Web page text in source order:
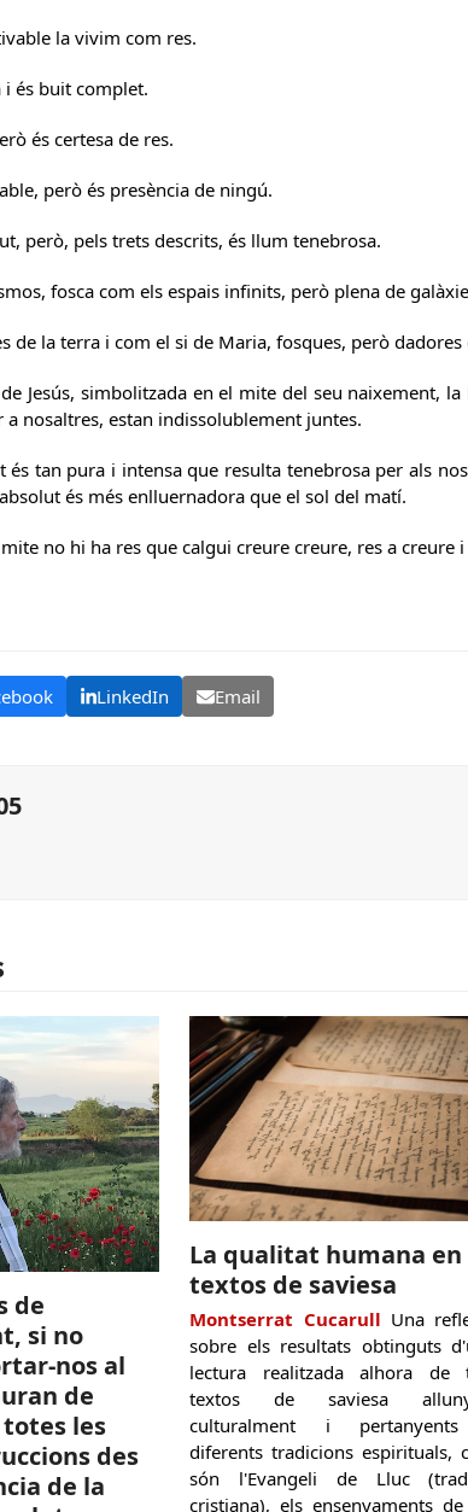
la vivim com res.
i és buit complet.
és certesa de res.
però és presència de ningú.
però, pels trets descrits, és llum tenebrosa.
fosca com els espais infinits, però plena de
de la terra i com el si de Maria, fosques, però dadores
Jesús, simbolitzada en el mite del seu naixement,
a nosaltres, estan indissolublement juntes.
és tan pura i intensa que resulta tenebrosa per als
és més enlluernadora que el sol del matí.
no hi ha res que calgui creure creure, res a
LinkedIn Email
de
si no
nos al
de
les
des
de la
La qualitat humana en
textos de saviesa
Montserrat Cucarull Una
sobre els resultats obtinguts
lectura realitzada alhora de
textos de saviesa
culturalment i
diferents tradicions espirituals,
són l'Evangeli de Lluc
cristiana), els ensenyaments